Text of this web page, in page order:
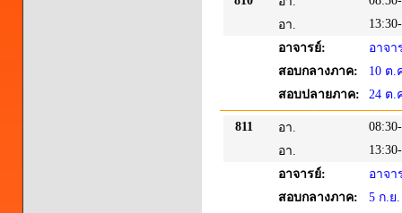
อา.
อาจารย์:
อาจา
สอบกลางภาค:
10 ต.
สอบปลายภาค:
24 ต.
811 อา.
อา.
อาจารย์:
อาจา
สอบกลางภาค:
5 ก.ย